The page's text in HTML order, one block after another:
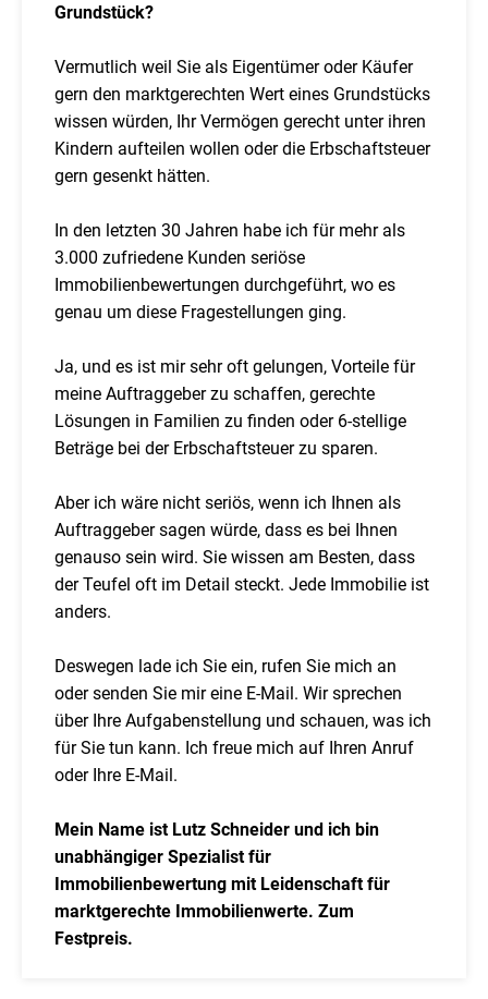
Grundstück?
Vermutlich weil Sie als Eigentümer oder Käufer
gern den marktgerechten Wert eines Grundstücks
wissen würden, Ihr Vermögen gerecht unter ihren
Kindern aufteilen wollen oder die Erbschaftsteuer
gern gesenkt hätten.
In den letzten 30 Jahren habe ich für mehr als
3.000 zufriedene Kunden seriöse
Immobilienbewertungen durchgeführt, wo es
genau um diese Fragestellungen ging.
Ja, und es ist mir sehr oft gelungen, Vorteile für
meine Auftraggeber zu schaffen, gerechte
Lösungen in Familien zu finden oder 6-stellige
Beträge bei der Erbschaftsteuer zu sparen.
Aber ich wäre nicht seriös, wenn ich Ihnen als
Auftraggeber sagen würde, dass es bei Ihnen
genauso sein wird. Sie wissen am Besten, dass
der Teufel oft im Detail steckt. Jede Immobilie ist
anders.
Deswegen lade ich Sie ein, rufen Sie mich an
oder senden Sie mir eine E-Mail. Wir sprechen
über Ihre Aufgabenstellung und schauen, was ich
für Sie tun kann. Ich freue mich auf Ihren Anruf
oder Ihre E-Mail.
Mein Name ist Lutz Schneider und ich bin
unabhängiger Spezialist für
Immobilienbewertung mit Leidenschaft für
marktgerechte Immobilienwerte. Zum
Festpreis.